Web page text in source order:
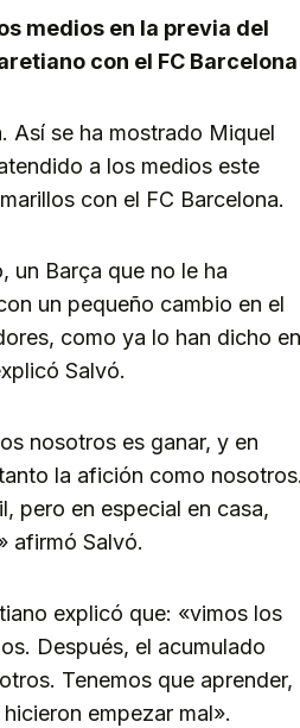
medios en la previa del
con el FC Barcelona
Así se ha mostrado Miquel
a los medios este
con el FC Barcelona.
un Barça que no le ha
un pequeño cambio en el
como ya lo han dicho en
Salvó.
nosotros es ganar, y en
la afición como nosotros.
pero en especial en casa,
afirmó Salvó.
explicó que: «vimos los
Después, el acumulado
Tenemos que aprender,
empezar mal».